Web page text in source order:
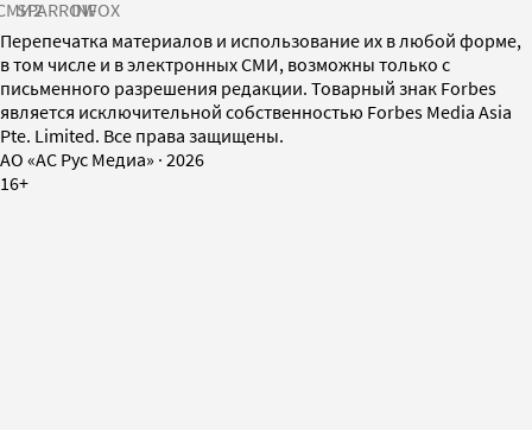
SPARROWINFOX
Перепечатка материалов и использование их в любой форме,
в том числе и в электронных СМИ, возможны только с
письменного разрешения редакции. Товарный знак Forbes
является исключительной собственностью Forbes Media Asia
Pte. Limited. Все права защищены.
AO «АС Рус Медиа» · 2026
16+